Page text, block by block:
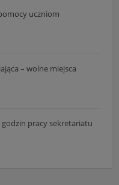
uczniom
– wolne miejsca
pracy sekretariatu